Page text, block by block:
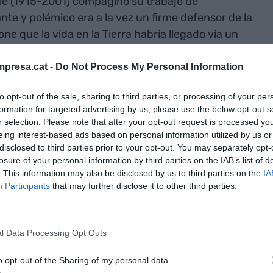
- Do Not Process My Personal Information
opt-out of the sale, sharing to third parties, or processing of your
for targeted advertising by us, please use the below opt-out
selection. Please note that after your opt-out request is processed
interest-based ads based on personal information utilized by us
to third parties prior to your opt-out. You may separately
of your personal information by third parties on the IAB’s list of
This information may also be disclosed by us to third parties on the
Participants that may further disclose it to other third parties.
Data Processing Opt Outs
opt-out of the Sharing of my personal data.
y polémico era a la vez un firme defensor de la
que la vida en la Tierra habría llegado vía un
un Universo estacionario, la teoría hoy refutada
y que siempre ha sido tal y como lo
que tuviera un inicio, tanto, que bautizó
Bang” (gran pedo).
tiene muchos puntos de contacto con la
IA. No os haré spoilers, pero el paralelismo
de mediados del siglo XX se parece
siglo XXI. Recuerda aYuval Hararicuando
tanto puede significar “inteligencia extraña”
está buscado seguramente para dar